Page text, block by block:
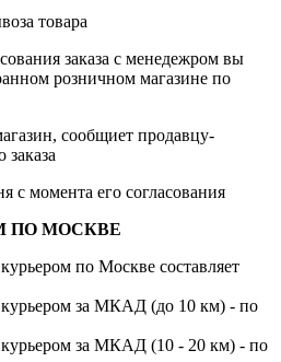
товара
заказа с менедежром вы
розничном магазине по
сообщиет продавцу-
заказа
с момента его согласования
ПО МОСКВЕ
по Москве составляет
курьером за МКАД (до 10 км) - по
курьером за МКАД (10 - 20 км) - по